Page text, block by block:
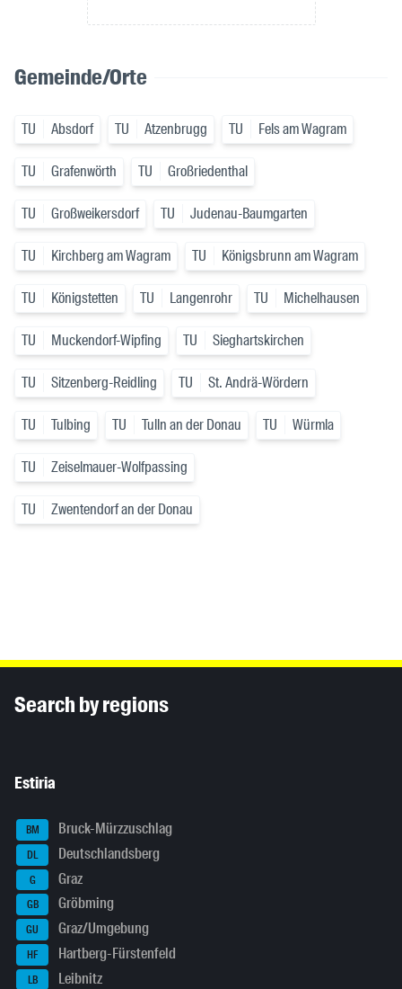
Gemeinde/Orte
TU Absdorf TU Atzenbrugg TU Fels am Wagram
TU Grafenwörth TU Großriedenthal
TU Großweikersdorf TU Judenau-Baumgarten
TU Kirchberg am Wagram TU Königsbrunn am Wagram
TU Königstetten TU Langenrohr TU Michelhausen
TU Muckendorf-Wipfing TU Sieghartskirchen
TU Sitzenberg-Reidling TU St. Andrä-Wördern
TU Tulbing TU Tulln an der Donau TU Würmla
TU Zeiselmauer-Wolfpassing
TU Zwentendorf an der Donau
Search by regions
Estiria
BM Bruck-Mürzzuschlag
DL Deutschlandsberg
G Graz
GB Gröbming
GU Graz/Umgebung
HF Hartberg-Fürstenfeld
LB Leibnitz